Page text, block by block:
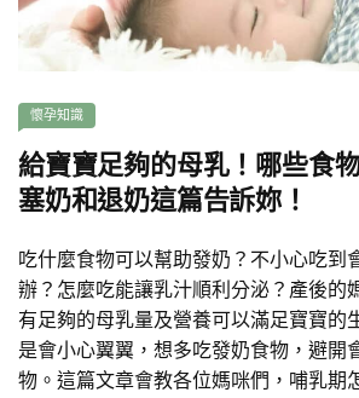
懷孕知識
給寶寶足夠的母乳！哪些食
塞奶和退奶這篇告訴妳！
吃什麼食物可以幫助發奶？不小心吃到
辦？怎麼吃能讓乳汁順利分泌？產後的
有足夠的母乳量及營養可以滿足寶寶的
是會小心翼翼，想多吃發奶食物，避開
物。這篇文章會教各位媽咪們，哺乳期